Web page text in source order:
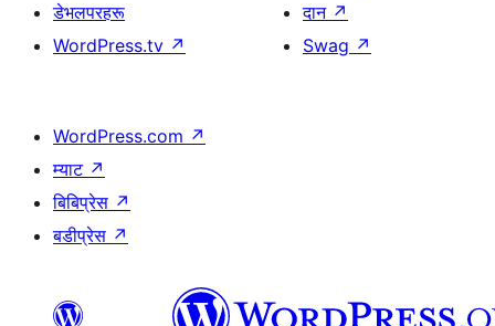
डेभलपरहरू
WordPress.tv ↗
दान ↗
Swag ↗
WordPress.com ↗
म्याट ↗
बिबिप्रेस ↗
बडीप्रेस ↗